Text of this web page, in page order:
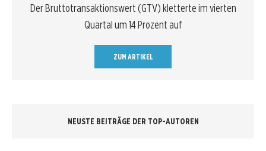
Der Bruttotransaktionswert (GTV) kletterte im vierten
Quartal um 14 Prozent auf
ZUM ARTIKEL
NEUSTE BEITRÄGE DER TOP-AUTOREN